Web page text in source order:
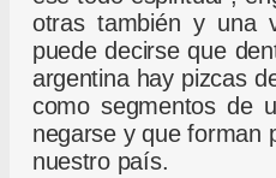
otras también y una
puede decirse que
argentina hay pizcas
como segmentos de
negarse y que forman
nuestro país.